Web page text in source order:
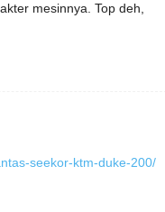
mesinnya. Top deh,
seekor-ktm-duke-200/